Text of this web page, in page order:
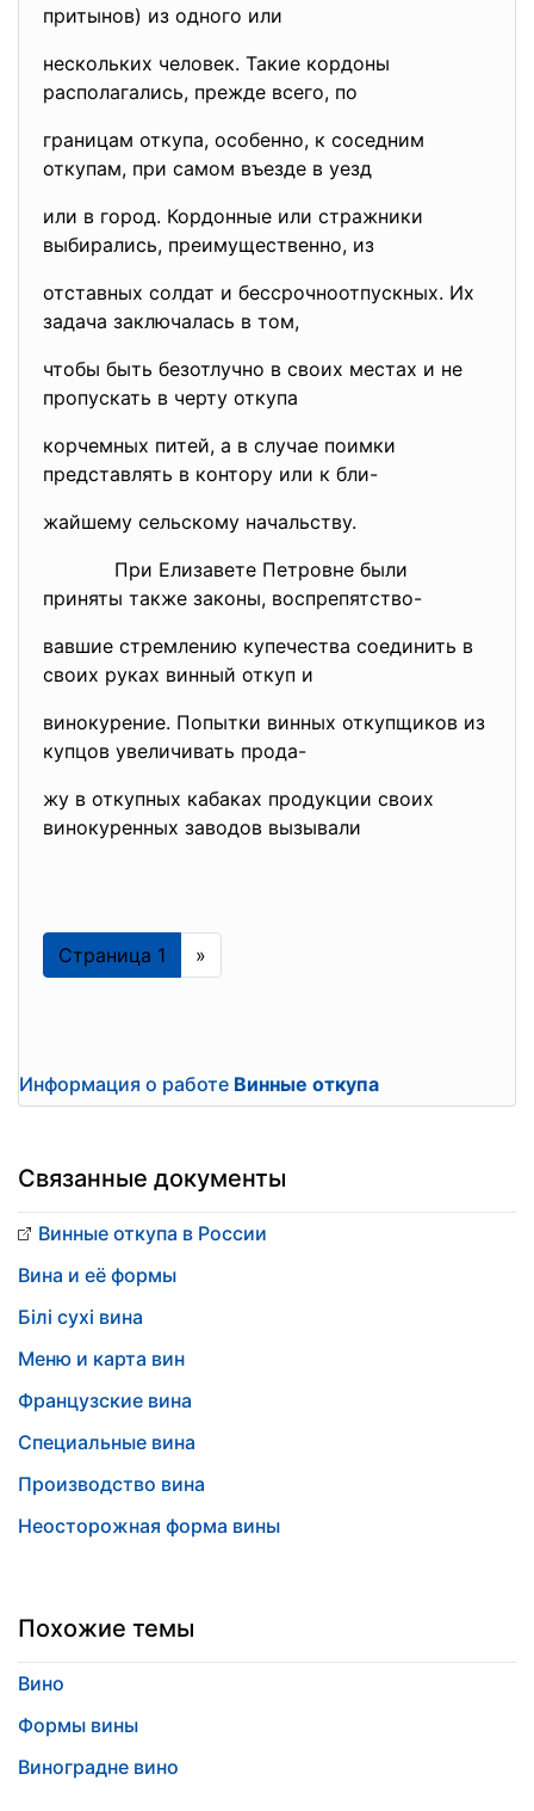
притынов) из одного или
нескольких человек. Такие кордоны
располагались, прежде всего, по
границам откупа, особенно, к соседним
откупам, при самом въезде в уезд
или в город. Кордонные или стражники
выбирались, преимущественно, из
отставных солдат и бессрочноотпускных. Их
задача заключалась в том,
чтобы быть безотлучно в своих местах и не
пропускать в черту откупа
корчемных питей, а в случае поимки
представлять в контору или к бли-
жайшему сельскому начальству.
При Елизавете Петровне были
приняты также законы, воспрепятство-
вавшие стремлению купечества соединить в
своих руках винный откуп и
винокурение. Попытки винных откупщиков из
купцов увеличивать прода-
жу в откупных кабаках продукции своих
винокуренных заводов вызывали
Страница 1 »
Информация о работе Винные откупа
Связанные документы
Винные откупа в России
Вина и её формы
Білі сухі вина
Меню и карта вин
Французские вина
Специальные вина
Производство вина
Неосторожная форма вины
Похожие темы
Вино
Формы вины
Виноградне вино